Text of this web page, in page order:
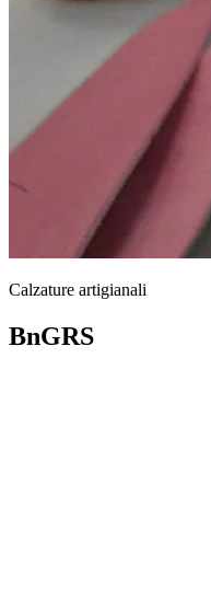
Calzature artigianali
BnGRS